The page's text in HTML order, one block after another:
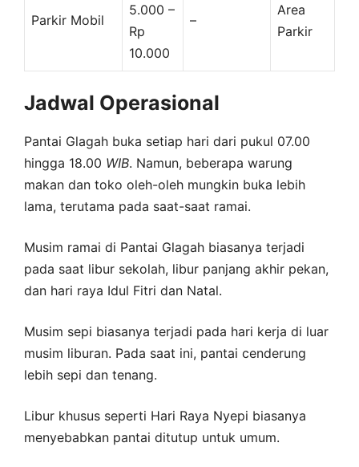
Parkir Mobil
5.000 –
Rp
10.000
–
Area
Parkir
Jadwal Operasional
Pantai Glagah buka setiap hari dari pukul 07.00
hingga 18.00 WIB. Namun, beberapa warung
makan dan toko oleh-oleh mungkin buka lebih
lama, terutama pada saat-saat ramai.
Musim ramai di Pantai Glagah biasanya terjadi
pada saat libur sekolah, libur panjang akhir pekan,
dan hari raya Idul Fitri dan Natal.
Musim sepi biasanya terjadi pada hari kerja di luar
musim liburan. Pada saat ini, pantai cenderung
lebih sepi dan tenang.
Libur khusus seperti Hari Raya Nyepi biasanya
menyebabkan pantai ditutup untuk umum.